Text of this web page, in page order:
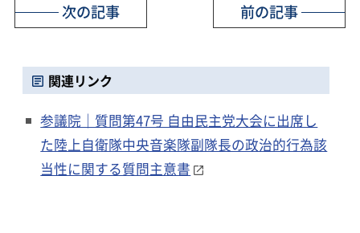
前の記事
次の記事
関連リンク
参議院｜質問第47号 自由民主党大会に出席し
た陸上自衛隊中央音楽隊副隊長の政治的行為該
当性に関する質問主意書